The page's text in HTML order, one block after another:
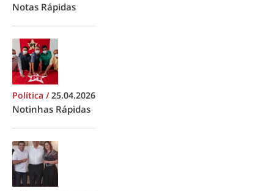
Notas Rápidas
Política /25.04.2026
Notinhas Rápidas